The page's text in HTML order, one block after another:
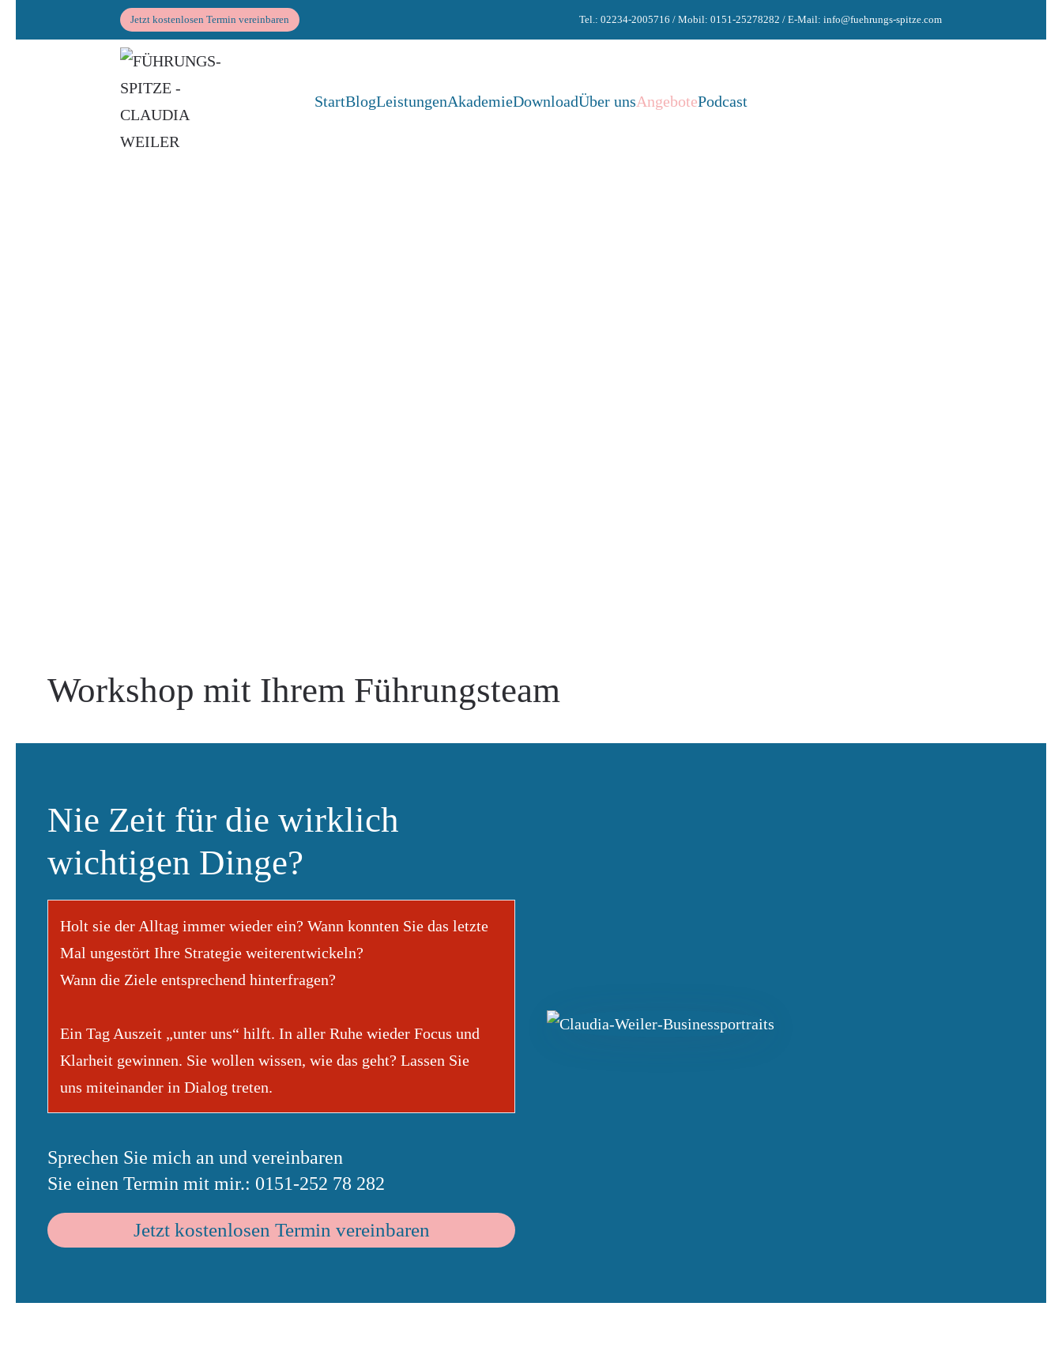
Zum Hauptinhalt springen
Jetzt kostenlosen Termin vereinbaren Tel.: 02234-2005716 / Mobil: 0151-25278282 / E-Mail: info@fuehrungs-spitze.com
StartBlogLeistungenAkademieDownloadÜber unsAngebotePodcast
Workshop mit Ihrem Führungsteam
Nie Zeit für die wirklich
wichtigen Dinge?
Holt sie der Alltag immer wieder ein? Wann konnten Sie das letzte
Mal ungestört Ihre Strategie weiterentwickeln?
Wann die Ziele entsprechend hinterfragen?
Ein Tag Auszeit „unter uns“ hilft. In aller Ruhe wieder Focus und
Klarheit gewinnen. Sie wollen wissen, wie das geht? Lassen Sie
uns miteinander in Dialog treten.
Sprechen Sie mich an und vereinbaren
Sie einen Termin mit mir.: 0151-252 78 282
Jetzt kostenlosen Termin vereinbaren